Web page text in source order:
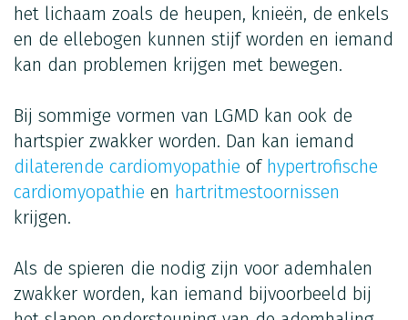
het lichaam zoals de heupen, knieën, de enkels
en de ellebogen kunnen stijf worden en iemand
kan dan problemen krijgen met bewegen.
Bij sommige vormen van LGMD kan ook de
hartspier zwakker worden. Dan kan iemand
dilaterende cardiomyopathie of hypertrofische
cardiomyopathie en hartritmestoornissen
krijgen.
Als de spieren die nodig zijn voor ademhalen
zwakker worden, kan iemand bijvoorbeeld bij